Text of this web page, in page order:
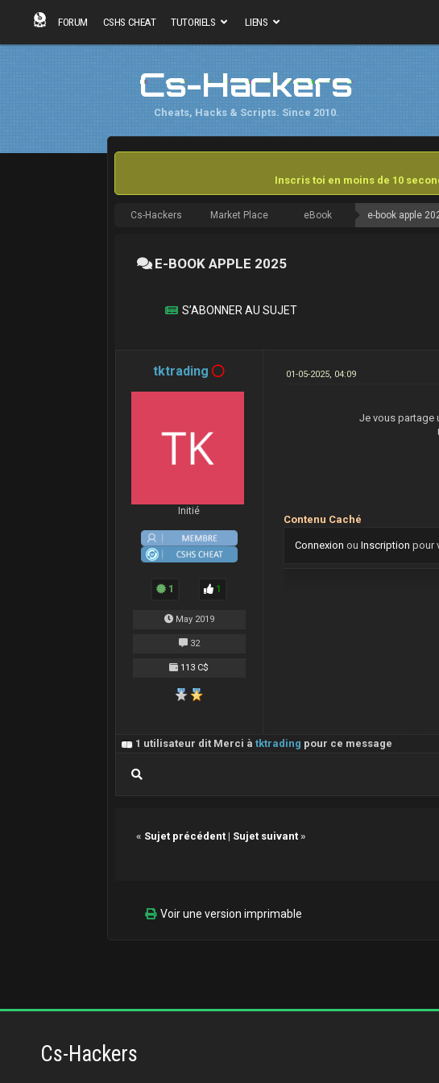
FORUM CSHS CHEAT TUTORIELS LIENS
Cs-Hackers
Cheats, Hacks & Scripts. Since 2010.
Inscris toi en moins de 10
Cs-Hackers Market Place eBook e-book apple
E-BOOK APPLE 2025
S’ABONNER AU SUJET
tktrading
Initié
1 1
May 2019
32
113 C$
01-05-2025, 04:09
Je vous partage
Connexion ouInscription pour
1 utilisateur dit Merci à tktrading pour ce message
« Sujet précédent| Sujet suivant»
Voir une version imprimable
Cs-Hackers